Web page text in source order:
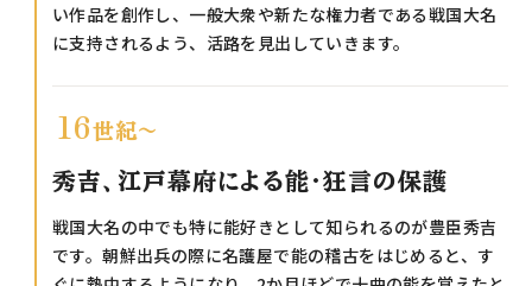
い作品を創作し、一般大衆や新たな権力者である戦国大名
に支持されるよう、活路を見出していきます。
16世紀〜
秀吉、江戸幕府による能・狂言の保護
戦国大名の中でも特に能好きとして知られるのが豊臣秀吉
です。朝鮮出兵の際に名護屋で能の稽古をはじめると、す